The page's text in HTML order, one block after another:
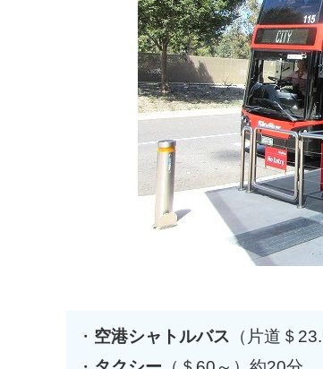
・ 空港シャトルバス （片道＄